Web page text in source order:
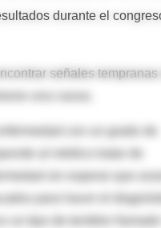
durante el
señales tempranas
con un grado de
sin esperar que
para hacer el
un tipo de temblor llamado